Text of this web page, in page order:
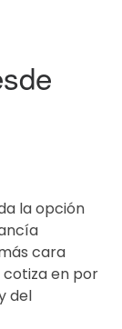
la opción
cara
en por
del